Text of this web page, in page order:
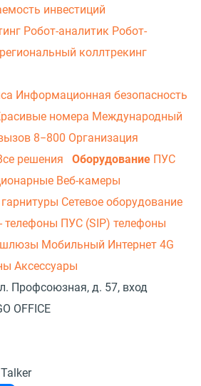
инвестиций
Робот-аналитик Робот-
коллтрекинг
Информационная безопасность
номера Международный
8−800 Организация
решения Оборудование ПУС
Веб-камеры
Сетевое оборудование
телефоны ПУС (SIP) телефоны
шлюзы Мобильный Интернет 4G
Аксессуары
Профсоюзная, д. 57, вход
OFFICE